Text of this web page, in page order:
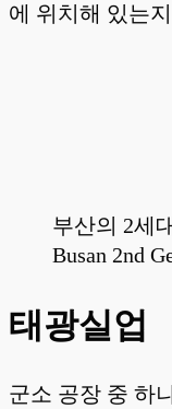
에 위치해 있는
부산의 2세
Busan 2nd
태광실업
군소 공장 중 하